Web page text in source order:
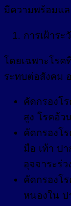
มีความพร้อมแ
การเฝ้าร
โดยเฉพาะโรค
ระทบต่อสังคม
คัดกรองโ
สูง โรคอ้ว
คัดกรองโ
มือ เท้า ป
อุจจาระร่ว
คัดกรองโ
หนองใน ป